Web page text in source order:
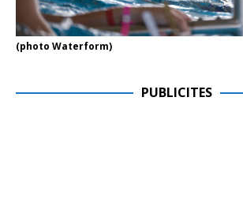
(photo Waterform)
PUBLICITES